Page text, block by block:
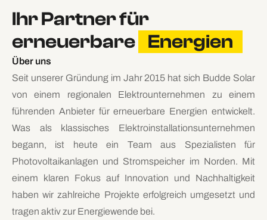
Über uns
Seit unserer Gründung im Jahr 2015 hat sich Budde Solar
von einem regionalen Elektrounternehmen zu einem
führenden Anbieter für erneuerbare Energien entwickelt.
Was als klassisches Elektroinstallationsunternehmen
begann, ist heute ein Team aus Spezialisten für
Photovoltaikanlagen und Stromspeicher im Norden. Mit
einem klaren Fokus auf Innovation und Nachhaltigkeit
haben wir zahlreiche Projekte erfolgreich umgesetzt und
tragen aktiv zur Energiewende bei.
Ihr Partner für
erneuerbare
Energien